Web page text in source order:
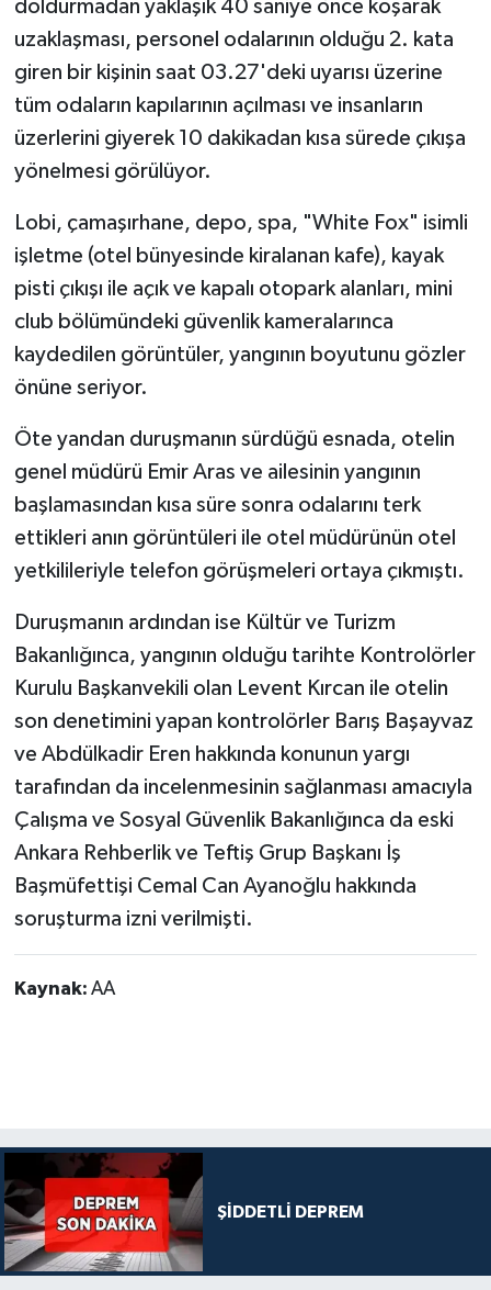
doldurmadan yaklaşık 40 saniye önce koşarak
uzaklaşması, personel odalarının olduğu 2. kata
giren bir kişinin saat 03.27'deki uyarısı üzerine
tüm odaların kapılarının açılması ve insanların
üzerlerini giyerek 10 dakikadan kısa sürede çıkışa
yönelmesi görülüyor.
Lobi, çamaşırhane, depo, spa, "White Fox" isimli
işletme (otel bünyesinde kiralanan kafe), kayak
pisti çıkışı ile açık ve kapalı otopark alanları, mini
club bölümündeki güvenlik kameralarınca
kaydedilen görüntüler, yangının boyutunu gözler
önüne seriyor.
Öte yandan duruşmanın sürdüğü esnada, otelin
genel müdürü Emir Aras ve ailesinin yangının
başlamasından kısa süre sonra odalarını terk
ettikleri anın görüntüleri ile otel müdürünün otel
yetkilileriyle telefon görüşmeleri ortaya çıkmıştı.
Duruşmanın ardından ise Kültür ve Turizm
Bakanlığınca, yangının olduğu tarihte Kontrolörler
Kurulu Başkanvekili olan Levent Kırcan ile otelin
son denetimini yapan kontrolörler Barış Başayvaz
ve Abdülkadir Eren hakkında konunun yargı
tarafından da incelenmesinin sağlanması amacıyla
Çalışma ve Sosyal Güvenlik Bakanlığınca da eski
Ankara Rehberlik ve Teftiş Grup Başkanı İş
Başmüfettişi Cemal Can Ayanoğlu hakkında
soruşturma izni verilmişti.
Kaynak: AA
ŞİDDETLİ DEPREM